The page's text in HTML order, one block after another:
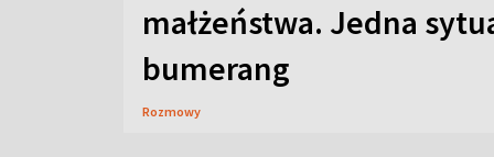
małżeństwa. Jedna
bumerang
Rozmowy